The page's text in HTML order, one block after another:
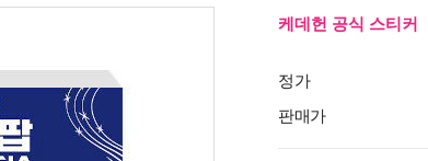
케데헌 공식 스티커
정가
판매가